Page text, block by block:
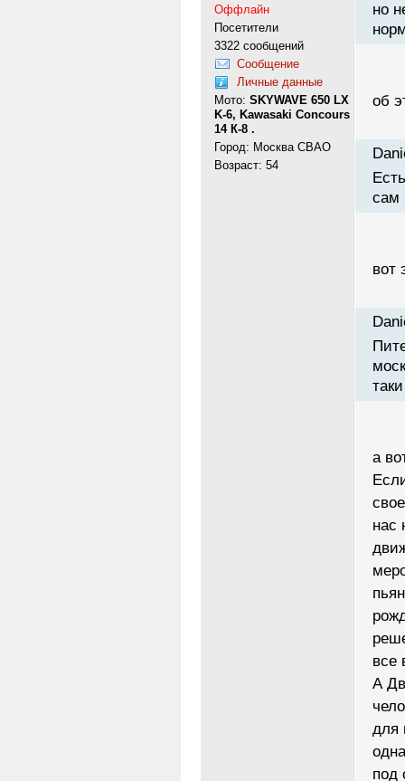
Оффлайн
Посетители
3322 сообщений
Сообщение
Личные данные
Мото: SKYWAVE 650 LX
K-6, Kawasaki Concours
14 К-8 .
Город: Москва СВАО
Возраст: 54
но
об
сам
вот
а
нас
все
А
для
под